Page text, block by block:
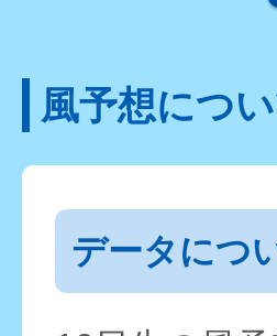
風予想につ
データにつ